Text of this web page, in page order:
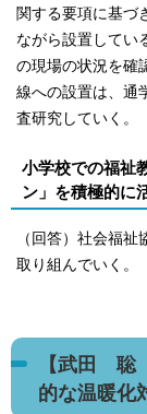
関する要項に基づ
ながら設置してい
の現場の状況を確
線への設置は、通
査研究していく。
小学校での福祉
ン」を積極的に
（回答）社会福
取り組んでいく。
【武田 聡
的な温暖化